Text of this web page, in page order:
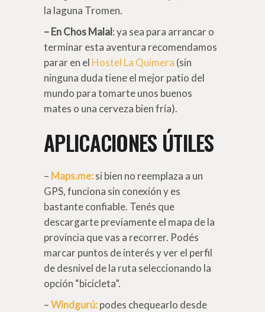
la laguna Tromen.
– En Chos Malal: ya sea para arrancar o
terminar esta aventura recomendamos
parar en el Hostel La Quimera (sin
ninguna duda tiene el mejor patio del
mundo para tomarte unos buenos
mates o una cerveza bien fría).
APLICACIONES ÚTILES
– Maps.me:si bien no reemplaza a un
GPS, funciona sin conexión y es
bastante confiable. Tenés que
descargarte previamente el mapa de la
provincia que vas a recorrer. Podés
marcar puntos de interés y ver el perfil
de desnivel de la ruta seleccionando la
opción “bicicleta”.
–Windgurú:podes chequearlo desde